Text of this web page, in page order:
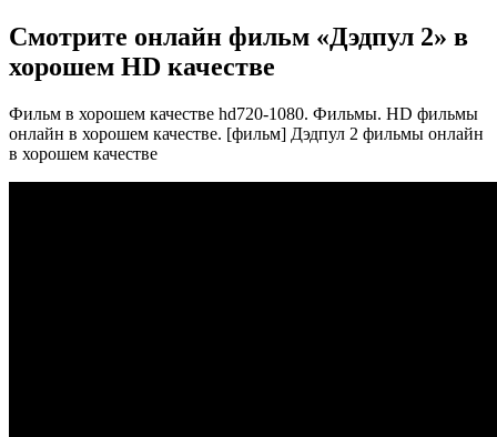
Смотрите онлайн фильм «Дэдпул 2» в
хорошем HD качестве
Фильм в хорошем качестве hd720-1080. Фильмы. HD фильмы
онлайн в хорошем качестве. [фильм] Дэдпул 2 фильмы онлайн
в хорошем качестве